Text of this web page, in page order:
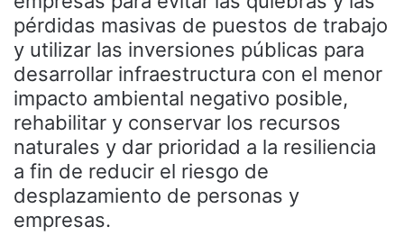
pérdidas masivas de puestos de trabajo
y utilizar las inversiones públicas para
desarrollar infraestructura con el menor
impacto ambiental negativo posible,
rehabilitar y conservar los recursos
naturales y dar prioridad a la resiliencia
a fin de reducir el riesgo de
desplazamiento de personas y
empresas.